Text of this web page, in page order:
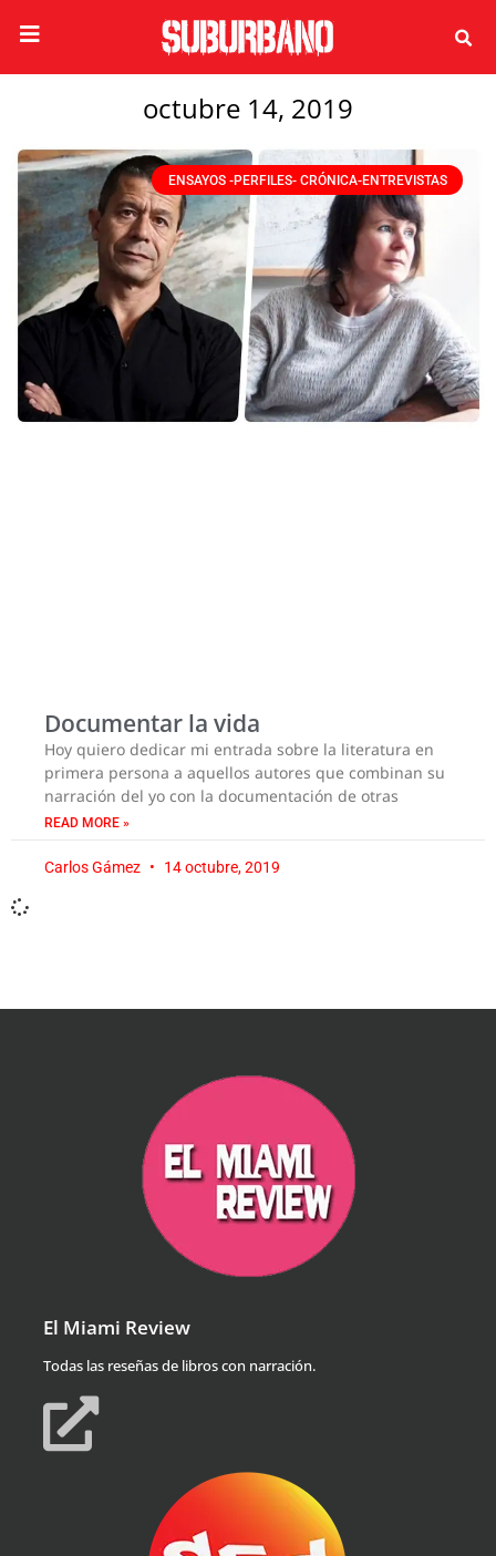
octubre 14, 2019
ENSAYOS -PERFILES- CRÓNICA-ENTREVISTAS
Documentar la vida
Hoy quiero dedicar mi entrada sobre la literatura en
primera persona a aquellos autores que combinan su
narración del yo con la documentación de otras
READ MORE »
Carlos Gámez 14 octubre, 2019
El Miami Review
Todas las reseñas de libros con narración.